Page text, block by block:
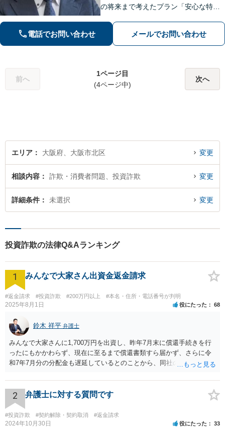
の将来まで考えたプラン「安心な特別
フットワーク＆スピード対応！被害者
との示談交渉もお任せください【休
電話でお問い合わせ メールでお問い合わせ
前へ
1ページ目
(4ページ中)
次へ
エリア 大阪府、大阪市北区 変更
相談内容 詐欺・消費者問題、投資詐欺 変更
詳細条件 未選択 変更
投資詐欺の法律Q&Aランキング
1 みんなで大家さん出資金返金請求
#返金請求 #投資詐欺 #200万円以上 #本名・住所・電話番号が判明
2025年8月1日 役にたった 68
鈴木 祥平 弁護士
みんなで大家さんに1,700万円を出資し、昨年7月末に償還手続きを行
ったにもかかわらず、現在に至るまで償還書類すら届かず、さらに令
和7年7月分の分配金も遅延しているとのことから、同社の資金繰りは
のような状況では、放置すれば債権回収が困難となるおそれがあり、
弁護士を入れて早期に対応する必要があります。 本件は、明らかに弁
護士を入れて対応すべき事案です。内容証明郵便により返還請求の意
思表示を行い、応答がなければ訴訟提起や仮差押え等の法的措置をと
るべきです。相手方であるみんなで大家さんは、令和5年6月に金融庁
2 弁護士に対する質問です
#投資詐欺 #契約解除・契約取消 #返金請求
2024年10月30日 役にたった 33